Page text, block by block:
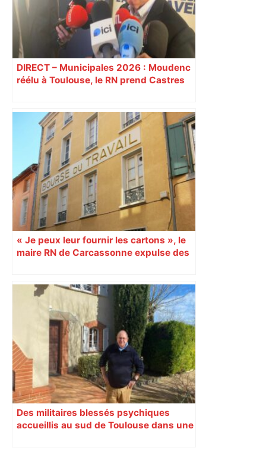
DIRECT – Municipales 2026 : Moudenc
réélu à Toulouse, le RN prend Castres
« Je peux leur fournir les cartons », le
maire RN de Carcassonne expulse des
Des militaires blessés psychiques
accueillis au sud de Toulouse dans une